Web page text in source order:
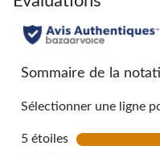
Sommaire de la
Sélectionner une ligne
5 étoiles étoiles